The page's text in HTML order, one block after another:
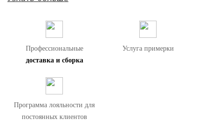
Профессиональные
доставка и сборка
Услуга примерки
Программа лояльности для
постоянных клиентов